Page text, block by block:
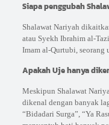
Siapa penggubah
Shalawat Nariyah
atau Syekh Ibrahim al-
Imam al-Qurtubi, seorang
Apakah Uje hanya
Meskipun Shalawat
dikenal dengan banyak
“Bidadari Surga”, “Ya